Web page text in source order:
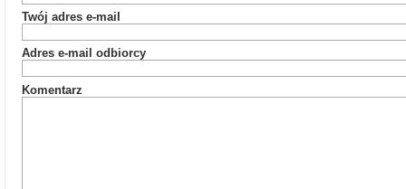
Twój adres e-mail
Adres e-mail odbiorcy
Komentarz